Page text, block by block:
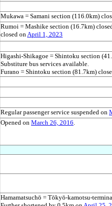
Mukawa = Samani section (116.0km)
Rumoi = Mashike section (16.7km)
closed onApril 1, 2023
Higashi-Shikagoe = Shintoku section
Substiture bus services available.
Furano = Shintoku section (81.7km)
Regular passenger service suspended on
Opened on March 26, 2016.
Hamamatsuchō = Tōkyō-kamotsu-